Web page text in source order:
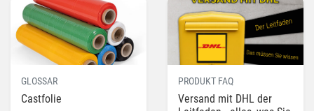
schützen Sie Ihre Produkte
davor.
GLOSSAR
Castfolie
PRODUKT FAQ
Versand mit DHL der